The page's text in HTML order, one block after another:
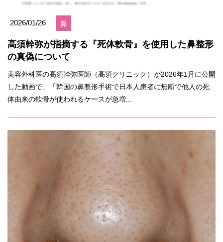
2026/01/26 鼻
高須幹弥が指摘する『死体軟骨』を使用した鼻整形
の真偽について
美容外科医の高須幹弥医師（高須クリニック）が2026年1月に公開
した動画で、「韓国の鼻整形手術で日本人患者に無断で他人の死
体由来の軟骨が使われるケースが急増...